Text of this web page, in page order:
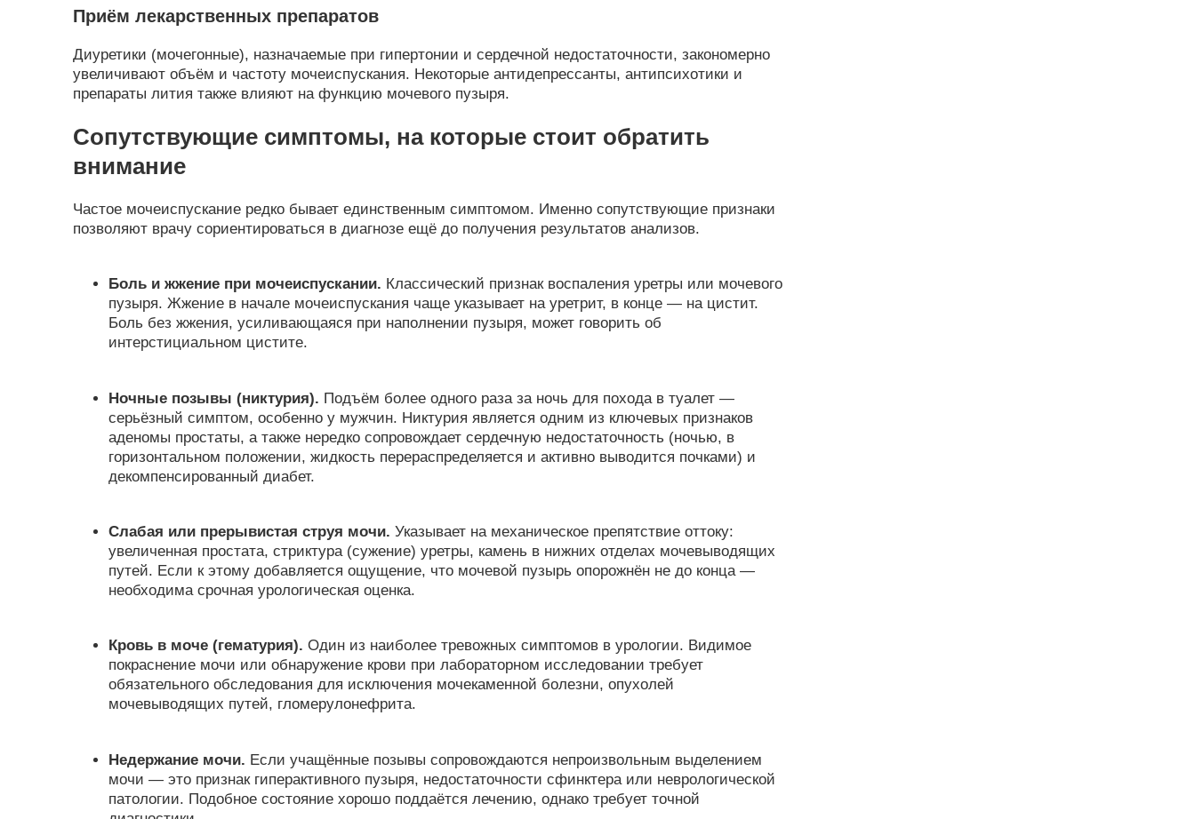
Приём лекарственных препаратов
Диуретики (мочегонные), назначаемые при гипертонии и сердечной недостаточности, закономерно
увеличивают объём и частоту мочеиспускания. Некоторые антидепрессанты, антипсихотики и
препараты лития также влияют на функцию мочевого пузыря.
Сопутствующие симптомы, на которые стоит обратить
внимание
Частое мочеиспускание редко бывает единственным симптомом. Именно сопутствующие признаки
позволяют врачу сориентироваться в диагнозе ещё до получения результатов анализов.
Боль и жжение при мочеиспускании. Классический признак воспаления уретры или мочевого
пузыря. Жжение в начале мочеиспускания чаще указывает на уретрит, в конце — на цистит.
Боль без жжения, усиливающаяся при наполнении пузыря, может говорить об
интерстициальном цистите.
Ночные позывы (никтурия). Подъём более одного раза за ночь для похода в туалет —
серьёзный симптом, особенно у мужчин. Никтурия является одним из ключевых признаков
аденомы простаты, а также нередко сопровождает сердечную недостаточность (ночью, в
горизонтальном положении, жидкость перераспределяется и активно выводится почками) и
декомпенсированный диабет.
Слабая или прерывистая струя мочи. Указывает на механическое препятствие оттоку:
увеличенная простата, стриктура (сужение) уретры, камень в нижних отделах мочевыводящих
путей. Если к этому добавляется ощущение, что мочевой пузырь опорожнён не до конца —
необходима срочная урологическая оценка.
Кровь в моче (гематурия). Один из наиболее тревожных симптомов в урологии. Видимое
покраснение мочи или обнаружение крови при лабораторном исследовании требует
обязательного обследования для исключения мочекаменной болезни, опухолей
мочевыводящих путей, гломерулонефрита.
Недержание мочи. Если учащённые позывы сопровождаются непроизвольным выделением
мочи — это признак гиперактивного пузыря, недостаточности сфинктера или неврологической
патологии. Подобное состояние хорошо поддаётся лечению, однако требует точной